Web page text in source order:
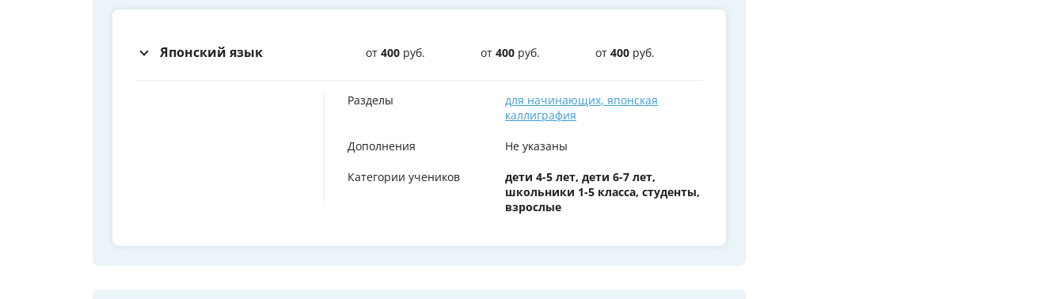
Японский язык от 400 руб. от 400 руб. от 400 руб.
Разделы для начинающих, японская
каллиграфия
Дополнения Не указаны
Категории учеников
дети 4-5 лет, дети 6-7 лет,
школьники 1-5 класса, студенты,
взрослые